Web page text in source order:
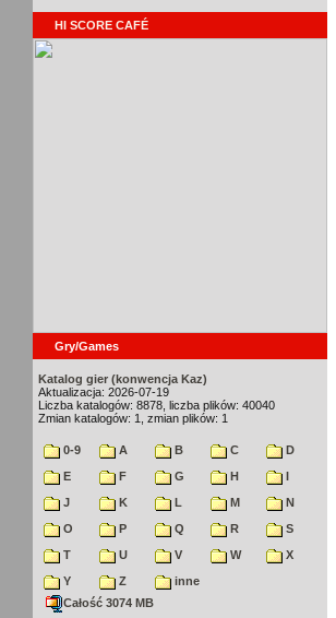
HI SCORE CAFÉ
Gry/Games
Katalog gier (konwencja Kaz)
Aktualizacja: 2026-07-19
Liczba katalogów: 8878, liczba plików: 40040
Zmian katalogów: 1, zmian plików: 1
0-9 A B C
D
E
F G H
I
J
K L M
N
O
P Q R
S
T
U V W
X
Y
Z
inne
Całość 3074 MB